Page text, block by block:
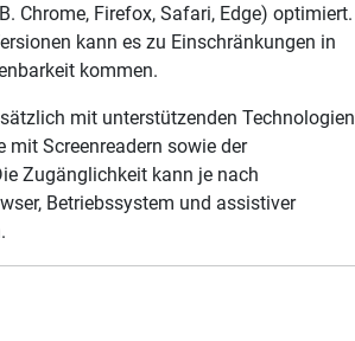
Chrome, Firefox, Safari, Edge) optimiert.
kann es zu Einschränkungen in
kommen.
mit unterstützenden Technologien
mit Screenreadern sowie der
Zugänglichkeit kann je nach
Betriebssystem und assistiver